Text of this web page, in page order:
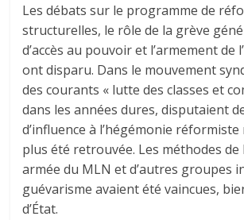
Les débats sur le programme de
structurelles, le rôle de la grève
d’accès au pouvoir et l’armement de
ont disparu. Dans le mouvement
des courants « lutte des classes et
dans les années dures, disputaient
d’influence à l’hégémonie réformiste
plus été retrouvée. Les méthodes
armée du MLN et d’autres groupes
guévarisme avaient été vaincues,
d’État.